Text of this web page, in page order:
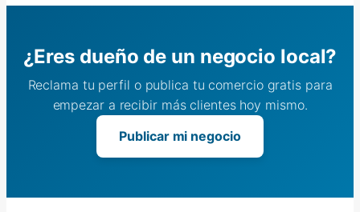
¿Eres dueño de un negocio local?
Reclama tu perfil o publica tu comercio gratis para
empezar a recibir más clientes hoy mismo.
Publicar mi negocio